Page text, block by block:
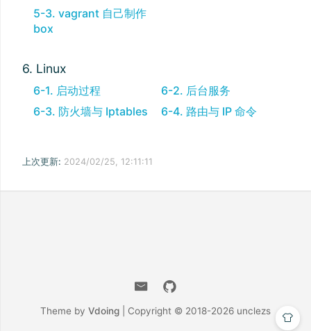
5-3. vagrant 自己制作
box
6. Linux
6-1. 启动过程
6-2. 后台服务
6-3. 防火墙与 Iptables
6-4. 路由与 IP 命令
上次更新: 2024/02/25, 12:11:11
Theme by Vdoing | Copyright © 2018-2026 unclezs